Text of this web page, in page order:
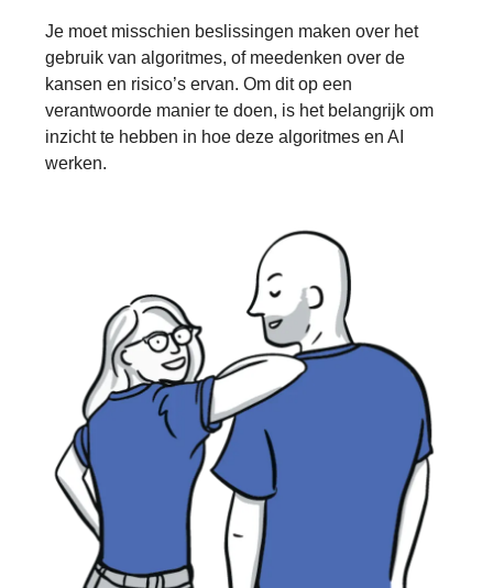
Je moet misschien beslissingen maken over het
gebruik van algoritmes, of meedenken over de
kansen en risico’s ervan. Om dit op een
verantwoorde manier te doen, is het belangrijk om
inzicht te hebben in hoe deze algoritmes en AI
werken.